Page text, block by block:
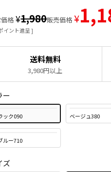
イント進呈 ]
格 ¥1,980販売価格 ¥
送料無料
3,980円以上
ー
ック090 ベージュ380
ルー710
ズ